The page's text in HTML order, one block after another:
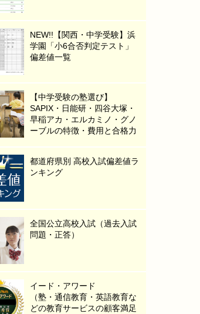
NEW!!【関西・中学受験】浜
学園「小6合否判定テスト」
偏差値一覧
【中学受験の塾選び】
SAPIX・日能研・四谷大塚・
早稲アカ・エルカミノ・グノ
ーブルの特徴・費用と合格力
都道府県別 高校入試偏差値ラ
ンキング
全国公立高校入試（過去入試
問題・正答）
イード・アワード
（塾・通信教育・英語教育な
どの教育サービスの顧客満足